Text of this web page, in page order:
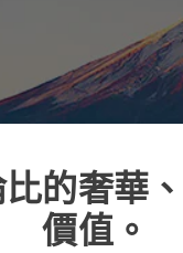
的奢華
價值。